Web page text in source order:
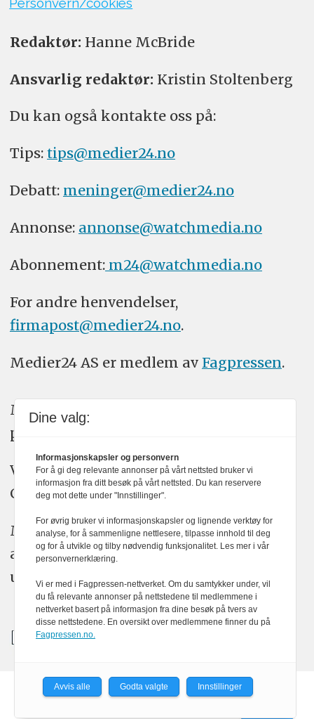
Redaktør: Hanne McBride
Ansvarlig redaktør: Kristin Stoltenberg
Du kan også kontakte oss på:
Tips: tips@medier24.no
Debatt: meninger@medier24.no
Annonse: annonse@watchmedia.no
Abonnement:m24@watchmedia.no
For andre henvendelser,
firmapost@medier24.no.
Medier24 AS er medlem av Fagpressen.
Medier24 arbeider etter Vær Varsom-
plakatens regler for god presseskikk.
Vi bruker KI-verktøy som ChatGPT,
Claude, og Gemini i journalistikken vår.
Medier24s redaksjon har alltid det fulle
ansvar for publisert innhold, med eller
uten bruk av kunstig intelligens.
Dine valg:
Informasjonskapsler og personvern
For å gi deg relevante annonser på vårt nettsted bruker vi
informasjon fra ditt besøk på vårt nettsted. Du kan reservere
deg mot dette under "Innstillinger".
For øvrig bruker vi informasjonskapsler og lignende verktøy for
analyse, for å sammenligne nettlesere, tilpasse innhold til deg
og for å utvikle og tilby nødvendig funksjonalitet. Les mer i vår
personvernerklæring.
Vi er med i Fagpressen-nettverket. Om du samtykker under, vil
du få relevante annonser på nettstedene til medlemmene i
nettverket basert på informasjon fra dine besøk på tvers av
disse nettstedene. En oversikt over medlemmene finner du på
Fagpressen.no.
Avvis alle Godta valgte Innstillinger